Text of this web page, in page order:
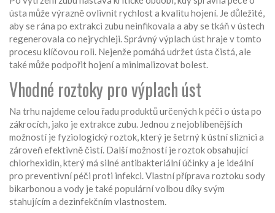
ústa může výrazně ovlivnit rychlost a kvalitu hojení. Je důležité,
aby se rána po extrakci zubu neinfikovala a aby se tkáň v ústech
regenerovala co nejrychleji. Správný výplach úst hraje v tomto
procesu klíčovou roli. Nejenže pomáhá udržet ústa čistá, ale
také může podpořit hojení a minimalizovat bolest.
Vhodné roztoky pro výplach úst
Na trhu najdeme celou řadu produktů určených k péči o ústa po
zákrocích, jako je extrakce zubu. Jednou z nejoblíbenějších
možností je fyziologický roztok, který je šetrný k ústní sliznici a
zároveň efektivně čistí. Další možností je roztok obsahující
chlorhexidin, který má silné antibakteriální účinky a je ideální
pro preventivní péči proti infekci. Vlastní příprava roztoku sody
bikarbonou a vody je také populární volbou díky svým
stahujícím a dezinfekčním vlastnostem.